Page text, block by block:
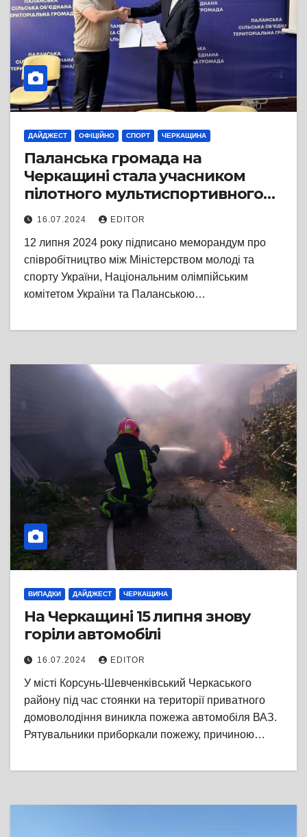
ДАЙДЖЕСТ ОФІЦІЙНО СПОРТ ЧЕРКАЩИНА
Паланська громада на
Черкащині стала учасником
пілотного мультиспортивного
проєкту «Шлях чемпіонів»
16.07.2024 EDITOR
12 липня 2024 року підписано меморандум про
співробітництво між Міністерством молоді та
спорту України, Національним олімпійським
комітетом України та Паланською…
ВИПАДКИ ДАЙДЖЕСТ ЧЕРКАЩИНА
На Черкащині 15 липня знову
горіли автомобілі
16.07.2024 EDITOR
У місті Корсунь-Шевченківський Черкаського
району під час стоянки на території приватного
домоволодіння виникла пожежа автомобіля ВАЗ.
Рятувальники приборкали пожежу, причиною…